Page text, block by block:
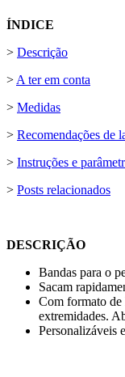
ÍNDICE
> Descrição
> A ter em conta
> Medidas
> Recomendações de
> Instruções e
> Posts relacionados
DESCRIÇÃO
Bandas para o
Sacam
Com formato de
extremidades.
Personalizáveis